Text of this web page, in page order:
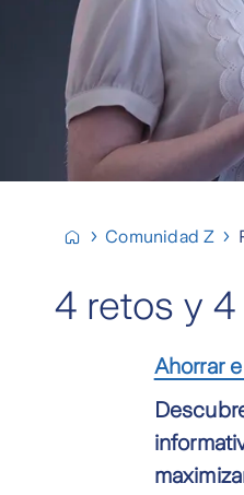
Comunidad Z
4 retos y
Ahorrar